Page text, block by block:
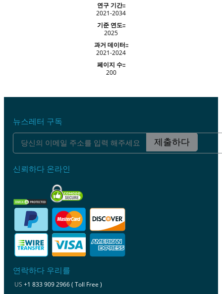
연구 기간::
2021-2034
기준 연도::
2025
과거 데이터::
2021-2024
페이지 수::
200
뉴스레터 구독
제출하다
신뢰하다 온라인
연락하다 우리를
US +1 833 909 2966 ( Toll Free )